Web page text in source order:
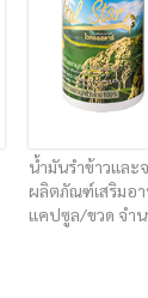
น้ำมันรำข้าวแล
ผลิตภัณฑ์เสริมอ
แคปซูล/ขวด จำน